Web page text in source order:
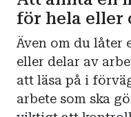
för hela eller
Även om du låter
eller delar av
att läsa på i
arbete som ska